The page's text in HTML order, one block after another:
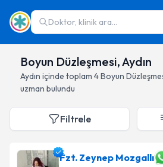
Doktor, klinik ara...
Boyun Düzleşmesi, Aydın
Aydın içinde toplam 4Boyun
uzman bulundu
Filtrele
Fzt. Zeynep Mozgallı